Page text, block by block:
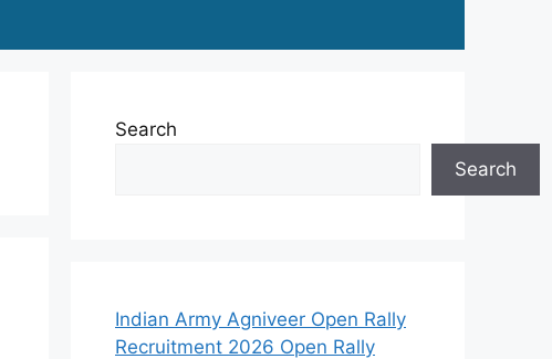
Search
Search
Indian Army Agniveer Open Rally
Recruitment 2026 Open Rally